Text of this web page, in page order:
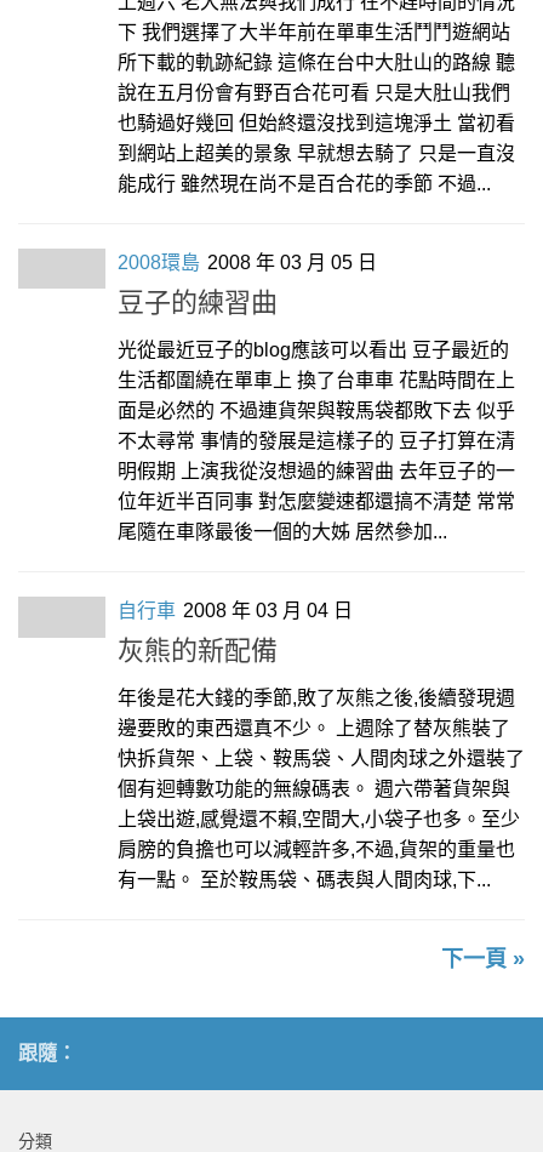
下 我們選擇了大半年前在單車生活鬥鬥遊網站
所下載的軌跡紀錄 這條在台中大肚山的路線 聽
說在五月份會有野百合花可看 只是大肚山我們
也騎過好幾回 但始終還沒找到這塊淨土 當初看
到網站上超美的景象 早就想去騎了 只是一直沒
能成行 雖然現在尚不是百合花的季節 不過...
2008環島 2008 年 03 月 05 日
豆子的練習曲
光從最近豆子的blog應該可以看出 豆子最近的
生活都圍繞在單車上 換了台車車 花點時間在上
面是必然的 不過連貨架與鞍馬袋都敗下去 似乎
不太尋常 事情的發展是這樣子的 豆子打算在清
明假期 上演我從沒想過的練習曲 去年豆子的一
位年近半百同事 對怎麼變速都還搞不清楚 常常
尾隨在車隊最後一個的大姊 居然參加...
自行車 2008 年 03 月 04 日
灰熊的新配備
年後是花大錢的季節,敗了灰熊之後,後續發現週
邊要敗的東西還真不少。 上週除了替灰熊裝了
快拆貨架、上袋、鞍馬袋、人間肉球之外還裝了
個有迴轉數功能的無線碼表。 週六帶著貨架與
上袋出遊,感覺還不賴,空間大,小袋子也多。至少
肩膀的負擔也可以減輕許多,不過,貨架的重量也
有一點。 至於鞍馬袋、碼表與人間肉球,下...
下一頁 »
跟隨：
分類